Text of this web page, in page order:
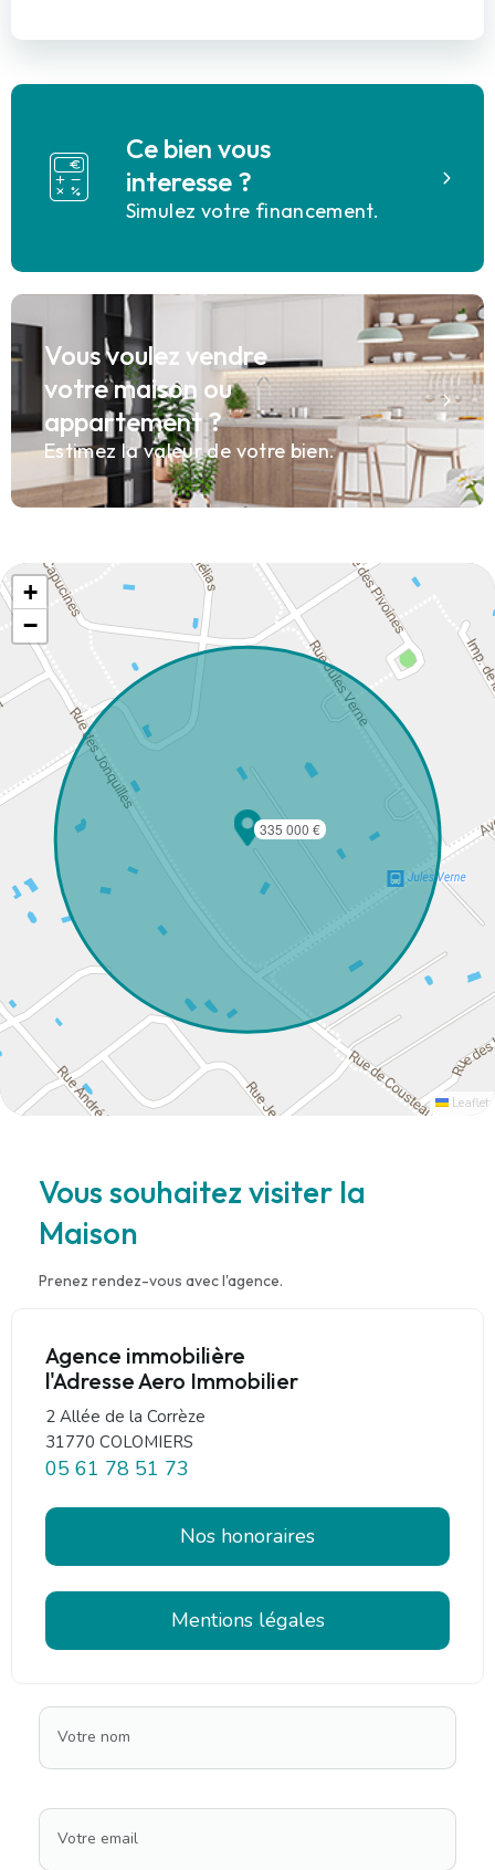
Ce bien vous
interesse ?
Simulez votre financement.
Vous voulez vendre
votre maison ou
appartement ?
Estimez la valeur de votre bien.
335 000 €
+
−
Leaflet
Vous souhaitez visiter la
Maison
Prenez rendez-vous avec l'agence.
Agence immobilière
l'Adresse Aero Immobilier
2 Allée de la Corrèze
31770 COLOMIERS
05 61 78 51 73
Nos honoraires
Mentions légales
Votre nom
Votre email